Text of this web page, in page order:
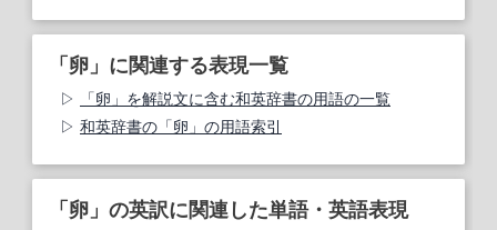
「卵」に関連する表現一覧
「卵」を解説文に含む和英辞書の用語の一覧
和英辞書の「卵」の用語索引
「卵」の英訳に関連した単語・英語表現